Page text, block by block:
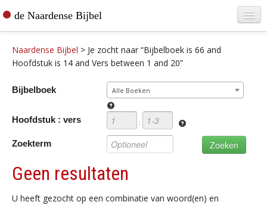
de Naardense Bijbel
Teksten raadplegen
Bijbel bestellen
Naardense Bijbel > Je zocht naar “Bijbelboek is 66 and
Hoofdstuk is 14 and Vers between 1 and 20”
Bijbelboek Alle Boeken
Hoofdstuk : vers :
Zoekterm
Geen resultaten
U heeft gezocht op een combinatie van woord(en) en